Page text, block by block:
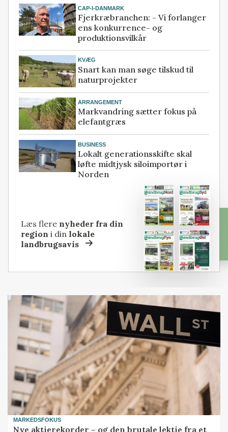
CAP-I-DANMARK
Fjerkræbranchen: - Vi forlanger
ens konkurrence- og
produktionsvilkår
KVÆG
Snart kan man søge tilskud til
naturprojekter
ARRANGEMENT
Markvandring sætter fokus på
elefantgræs
BUSINESS
Lokalt generationsskifte skal
løfte midtjysk siloimportør i
Norden
Læs flere nyheder fra din
region i dinlokale
landbrugsavis
MARKEDSFOKUS
Nye aktierekorder – og den brutale lektie fra et